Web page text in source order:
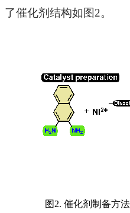
了催化剂结构如图2。
图2. 催化剂制备方法